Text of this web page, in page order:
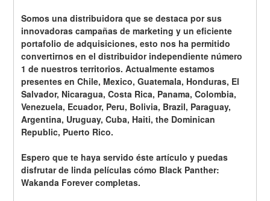
Somos una distribuidora que se destaca por sus
innovadoras campañas de marketing y un eficiente
portafolio de adquisiciones, esto nos ha permitido
convertirnos en el distribuidor independiente número
1 de nuestros territorios. Actualmente estamos
presentes en Chile, Mexico, Guatemala, Honduras, El
Salvador, Nicaragua, Costa Rica, Panama, Colombia,
Venezuela, Ecuador, Peru, Bolivia, Brazil, Paraguay,
Argentina, Uruguay, Cuba, Haiti, the Dominican
Republic, Puerto Rico.
Espero que te haya servido éste artículo y puedas
disfrutar de linda películas cómo Black Panther:
Wakanda Forever completas.